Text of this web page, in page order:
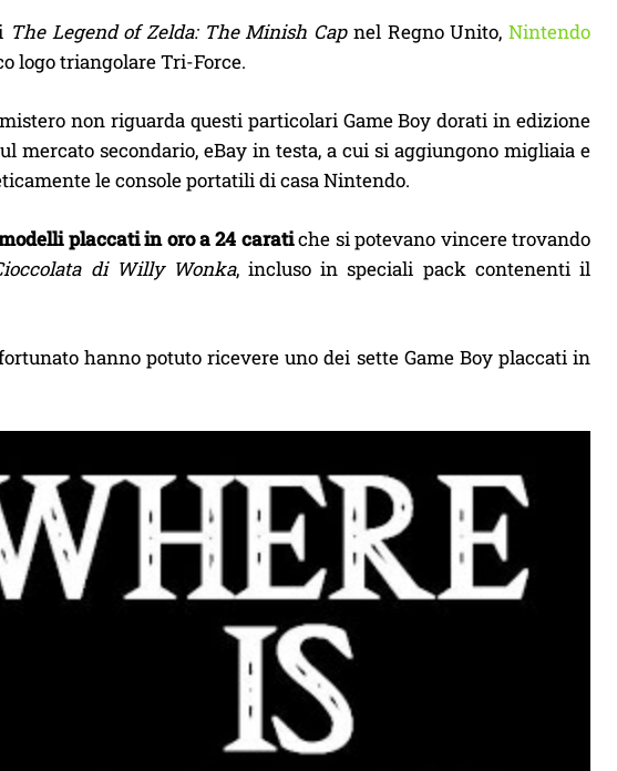
The Legend of Zelda: The Minish Capnel Regno Unito,Nintendo
logo triangolare Tri-Force.
non riguarda questi particolari Game Boy dorati in edizione
mercato secondario, eBay in testa, a cui si aggiungono migliaia e
le console portatili di casa Nintendo.
placcati in oro a 24 caratiche si potevano vincere trovando
di Willy Wonka, incluso in speciali pack contenenti il
hanno potuto ricevere uno dei sette Game Boy placcati in